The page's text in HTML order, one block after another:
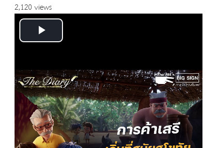
2,120 views
Play